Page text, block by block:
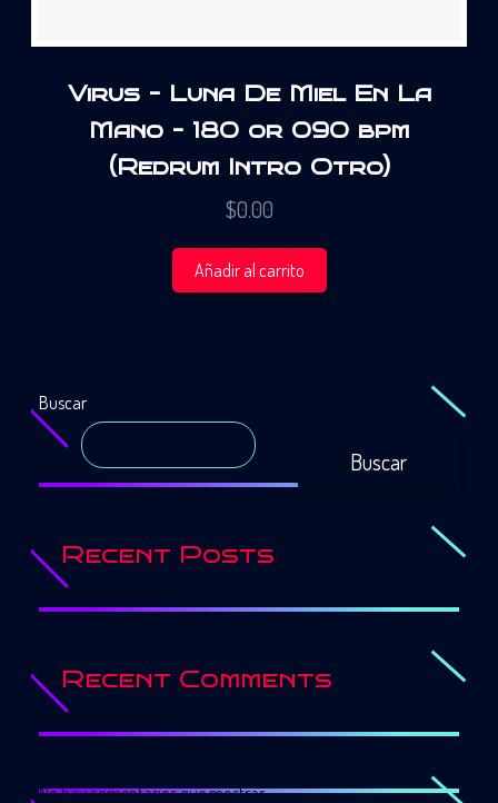
Virus – Luna De Miel En La
Mano – 180 or 090 bpm
(Redrum Intro Otro)
$0.00
Añadir al carrito
Buscar
Buscar
Recent Posts
Recent Comments
No hay comentarios que mostrar.